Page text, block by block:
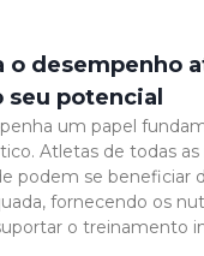
o desempenho
potencial
um papel
Atletas de todas as
podem se beneficiar
fornecendo os
o treinamento